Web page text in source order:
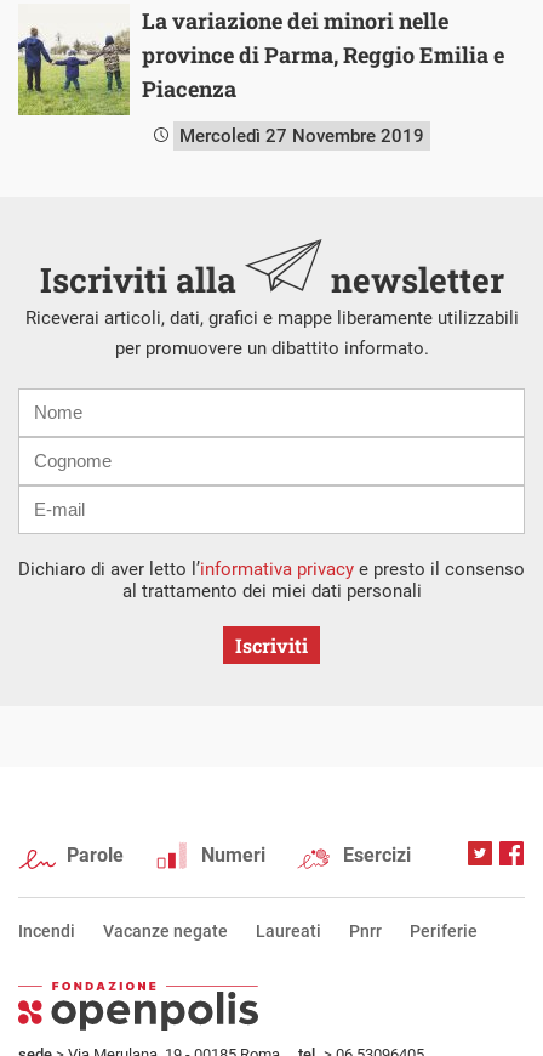
La variazione dei minori nelle
province di Parma, Reggio Emilia e
Piacenza
Mercoledì 27 Novembre 2019
Iscriviti alla newsletter
Riceverai articoli, dati, grafici e mappe liberamente utilizzabili
per promuovere un dibattito informato.
mail
Dichiaro di aver letto l’informativa privacy e presto il consenso
al trattamento dei miei dati personali
Iscriviti
Parole Numeri Esercizi
Incendi Vacanze negate Laureati Pnrr Periferie